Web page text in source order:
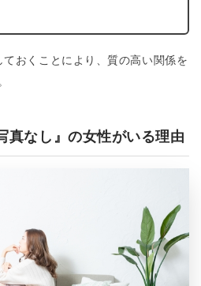
おくことにより、質の高い関係を
真なし』の女性がいる理由